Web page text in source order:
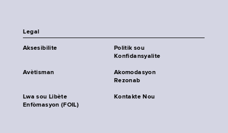
Legal
Aksesibilite
Politik sou
Konfidansyalite
Avètisman
Akomodasyon
Rezonab
Lwa sou Libète
Enfòmasyon (FOIL)
Kontakte Nou